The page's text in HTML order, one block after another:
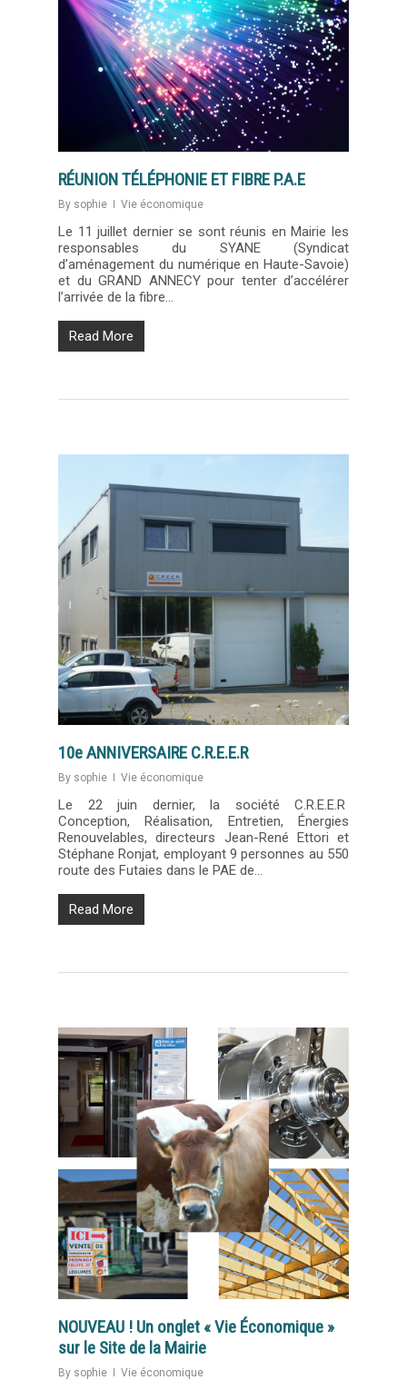
RÉUNION TÉLÉPHONIE ET FIBRE P.A.E
By sophie Vie économique
Le 11 juillet dernier se sont réunis en Mairie les
responsables du SYANE (Syndicat
d’aménagement du numérique en Haute-Savoie)
et du GRAND ANNECY pour tenter d’accélérer
l’arrivée de la fibre…
Read More
10e ANNIVERSAIRE C.R.E.E.R
By sophie Vie économique
Le 22 juin dernier, la société C.R.E.E.R
Conception, Réalisation, Entretien, Énergies
Renouvelables, directeurs Jean-René Ettori et
Stéphane Ronjat, employant 9 personnes au 550
route des Futaies dans le PAE de…
Read More
NOUVEAU ! Un onglet « Vie Économique »
sur le Site de la Mairie
By sophie Vie économique